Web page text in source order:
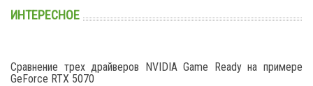
ИНТЕРЕСНОЕ
Сравнение трех драйверов NVIDIA Game Ready на примере
GeForce RTX 5070